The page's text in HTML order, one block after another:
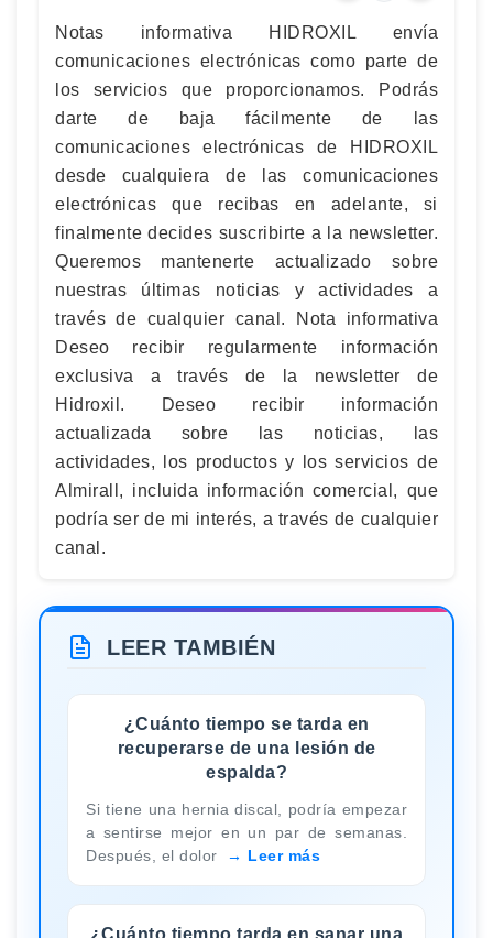
Notas informativa HIDROXIL envía
comunicaciones electrónicas como parte de
los servicios que proporcionamos. Podrás
darte de baja fácilmente de las
comunicaciones electrónicas de HIDROXIL
desde cualquiera de las comunicaciones
electrónicas que recibas en adelante, si
finalmente decides suscribirte a la newsletter.
Queremos mantenerte actualizado sobre
nuestras últimas noticias y actividades a
través de cualquier canal. Nota informativa
Deseo recibir regularmente información
exclusiva a través de la newsletter de
Hidroxil. Deseo recibir información
actualizada sobre las noticias, las
actividades, los productos y los servicios de
Almirall, incluida información comercial, que
podría ser de mi interés, a través de cualquier
canal.
LEER TAMBIÉN
¿Cuánto tiempo se tarda en
recuperarse de una lesión de
espalda?
Si tiene una hernia discal, podría empezar
a sentirse mejor en un par de semanas.
Después, el dolor
Leer más
¿Cuánto tiempo tarda en sanar una